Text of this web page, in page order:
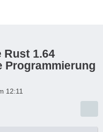
Rust 1.64
Programmierung
12:11